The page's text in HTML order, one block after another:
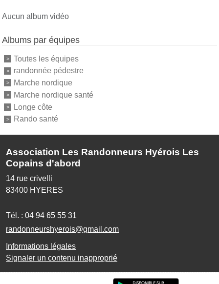
Aucun album vidéo
Albums par équipes
Toutes les équipes
randonnée pédestre
Marche nordique
Marche nordique santé
Longe côte
Rando santé
Association Les Randonneurs Hyérois Les
Copains d'abord
14 rue crivelli
83400 HYERES
Tél. : 04 94 65 55 31
randonneurshyerois@gmail.com
Informations légales
Signaler un contenu inapproprié